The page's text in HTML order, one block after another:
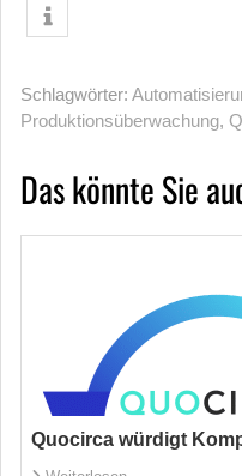
Schlagwörter:
Produktionsüberwachung,
Das könnte Sie
Quocirca würdigt